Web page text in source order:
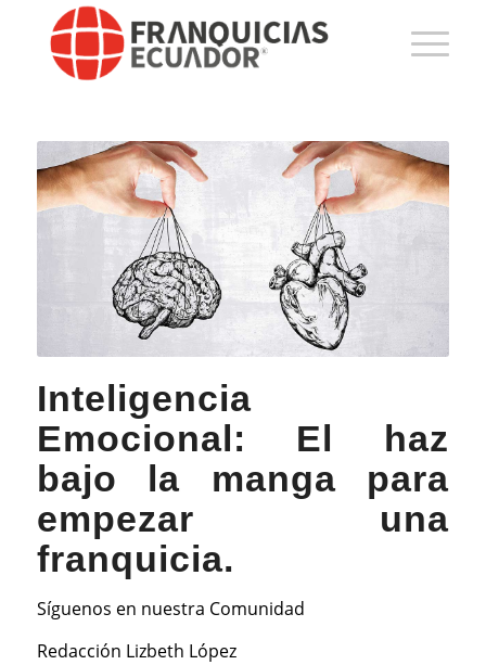
Inteligencia
Emocional: El haz
bajo la manga para
empezar una
franquicia.
Síguenos en nuestra Comunidad
Redacción Lizbeth López